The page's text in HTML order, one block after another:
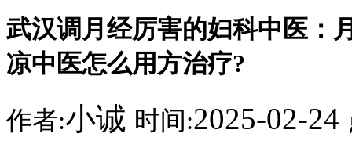
武汉调月经厉害的妇科中医：
凉中医怎么用方治疗?
作者:小诚 时间:2025-02-24